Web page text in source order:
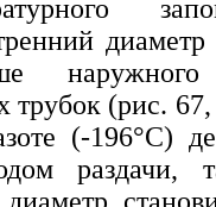
наружного
трубок (рис.
(-196°С)
раздачи,